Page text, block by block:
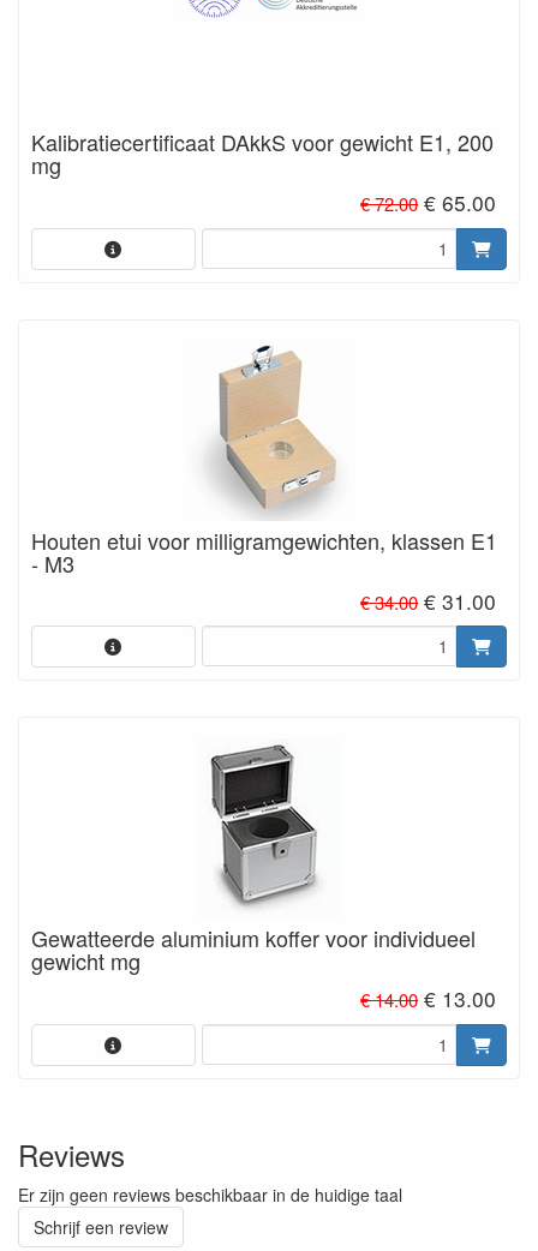
Kalibratiecertificaat DAkkS voor gewicht E1, 200
mg
€ 72.00€ 65.00
Houten etui voor milligramgewichten, klassen E1
- M3
€ 34.00€ 31.00
Gewatteerde aluminium koffer voor individueel
gewicht mg
€ 14.00€ 13.00
Reviews
Er zijn geen reviews beschikbaar in de huidige taal
Schrijf een review